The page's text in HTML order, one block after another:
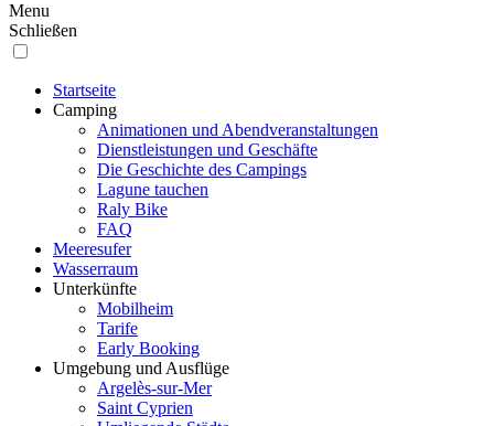
Menu
Schließen
Startseite
Camping
Animationen und Abendveranstaltungen
Dienstleistungen und Geschäfte
Die Geschichte des Campings
Lagune tauchen
Raly Bike
FAQ
Meeresufer
Wasserraum
Unterkünfte
Mobilheim
Tarife
Early Booking
Umgebung und Ausflüge
Argelès-sur-Mer
Saint Cyprien